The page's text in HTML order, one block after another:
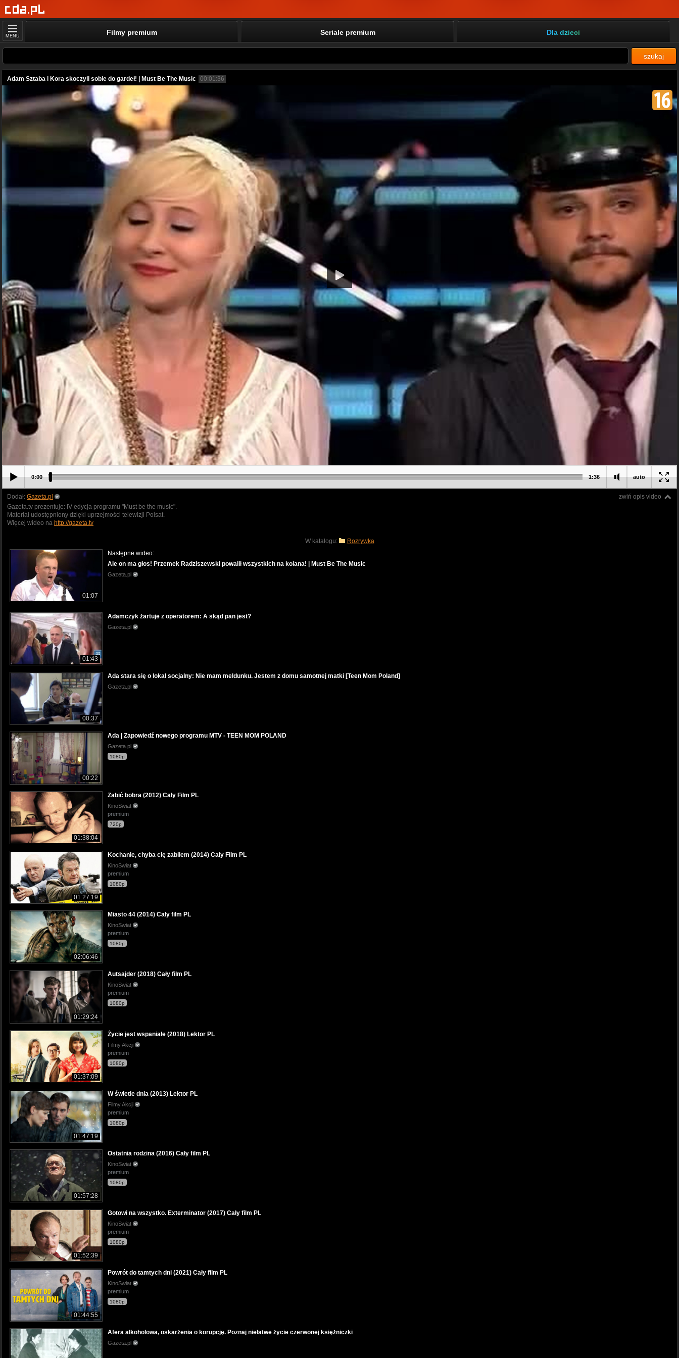
MENU Filmy premium Seriale premium Dla dzieci
szukaj
Adam Sztaba i Kora skoczyli sobie do gardeł! | Must Be The Music 00:01:36
auto
0:00 1:36
zwiń opis video
Dodał: Gazeta.pl
Gazeta.tv prezentuje: IV edycja programu "Must be the music".
Materiał udostępniony dzięki uprzejmości telewizji Polsat.
Więcej wideo na http://gazeta.tv
W katalogu: Rozrywka
01:07
Następne wideo:
Ale on ma głos! Przemek Radziszewski powalił wszystkich na kolana! | Must Be The Music
Gazeta.pl
01:43
Adamczyk żartuje z operatorem: A skąd pan jest?
Gazeta.pl
00:37
Ada stara się o lokal socjalny: Nie mam meldunku. Jestem z domu samotnej matki [Teen Mom Poland]
Gazeta.pl
00:22
Ada | Zapowiedź nowego programu MTV - TEEN MOM POLAND
Gazeta.pl
1080p
01:38:04
Zabić bobra (2012) Cały Film PL
KinoSwiat
premium
720p
01:27:19
Kochanie, chyba cię zabiłem (2014) Cały Film PL
KinoSwiat
premium
1080p
02:06:46
Miasto 44 (2014) Cały film PL
KinoSwiat
premium
1080p
01:29:24
Autsajder (2018) Cały film PL
KinoSwiat
premium
1080p
01:37:09
Życie jest wspaniałe (2018) Lektor PL
Filmy Akcji
premium
1080p
01:47:19
W świetle dnia (2013) Lektor PL
Filmy Akcji
premium
1080p
01:57:28
Ostatnia rodzina (2016) Cały film PL
KinoSwiat
premium
1080p
01:52:39
Gotowi na wszystko. Exterminator (2017) Cały film PL
KinoSwiat
premium
1080p
01:44:55
Powrót do tamtych dni (2021) Cały film PL
KinoSwiat
premium
1080p
Afera alkoholowa, oskarżenia o korupcję. Poznaj niełatwe życie czerwonej księżniczki
Gazeta.pl